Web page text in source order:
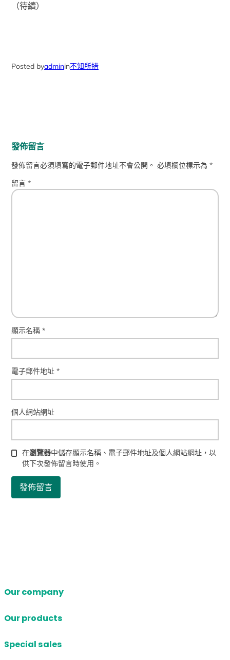
（待續）
Posted byadminin不知所措
發佈留言
發佈留言必須填寫的電子郵件地址不會公開。 必填欄位標示為*
留言*
顯示名稱*
電子郵件地址*
個人網站網址
在瀏覽器中儲存顯示名稱、電子郵件地址及個人網站網址，以
供下次發佈留言時使用。
Our company
Our products
Special sales